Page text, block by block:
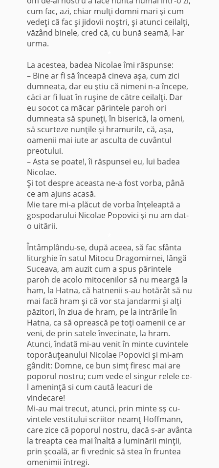
cum fac, azi, chiar mulţi domni mari şi cum
vedeţi că fac şi jidovii noştri, şi atunci ceilalţi,
văzând binele, cred că, cu bună seamă, l-ar
urma.
La acestea, badea Nicolae îmi răspunse:
– Bine ar fi să înceapă cineva aşa, cum zici
dumneata, dar eu ştiu că nimeni n-a începe,
căci ar fi luat în ruşine de către ceilalţi. Dar
eu socot ca măcar părintele paroh ori
dumneata să spu­neţi, în biserică, la omeni,
să scurteze nunţile şi hramurile, că, aşa,
oamenii mai iute ar asculta de cuvântul
preo­tului.
– Asta se poate!, îi răspunsei eu, lui badea
Nicolae.
Şi tot despre aceasta ne-a fost vorba, până
ce am ajuns acasă.
Mie tare mi-a plăcut de vorba înţeleaptă a
gospodarului Nicolae Popovici şi nu am dat-
o uitării.
Întâmplându-se, după aceea, să fac sfânta
liturghie în satul Mitocu Dragomirnei, lângă
Suceava, am auzit cum a spus părintele
paroh de acolo mitocenilor să nu meargă la
ham, la Hatna, că hatnenii s-au hotărât să nu
mai facă hram şi că vor sta jandarmi şi alţi
păzitori, în ziua de hram, pe la intrările în
Hatna, ca să oprească pe toţi oamenii ce ar
veni, de prin satele învecinate, la hram.
Atunci, îndată mi-au venit în minte cuvintele
toporăuţeanului Nicolae Popovici şi mi-am
gândit: Domne, ce bun simţ firesc mai are
poporul nostru; cum vede el singur relele ce-
l ameninţă si cum caută leacuri de
vindecare!
Mi-au mai trecut, atunci, prin minte sş cu­
vintele vestitului scriitor neamţ Hoffmann,
care zice că poporul nostru, dacă s-ar avânta
la treapta cea mai înaltă a luminării minţii,
prin şcoală, ar fi vrednic să stea în fruntea
omenimii întregi.